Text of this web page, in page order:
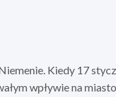
Kiedy 17
wpływie na